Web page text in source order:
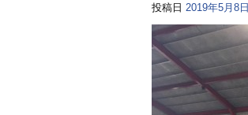
投稿日 2019年5月8日